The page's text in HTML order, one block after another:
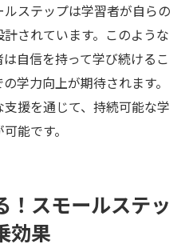
ステップは学習者が自らの
されています。このような
自信を持って学び続けるこ
学力向上が期待されます。
援を通じて、持続可能な学
能です。
！スモールステッ
効果